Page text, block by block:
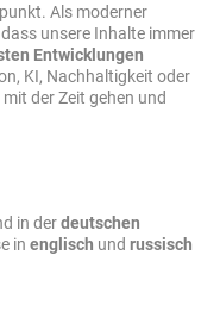
Als moderner
unsere Inhalte immer
Entwicklungen
KI, Nachhaltigkeit oder
der Zeit gehen und
in derdeutschen
in englisch und russisch